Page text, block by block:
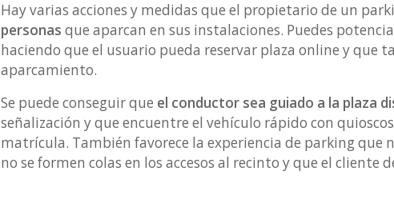
Hay varias acciones y medidas que el propietario de un
personas que aparcan en sus instalaciones. Puedes
haciendo que el usuario pueda reservar plaza online y que
aparcamiento.
Se puede conseguir que el conductor sea guiado a la plaza
señalización y que encuentre el vehículo rápido con
matrícula. También favorece la experiencia de parking que
no se formen colas en los accesos al recinto y que el